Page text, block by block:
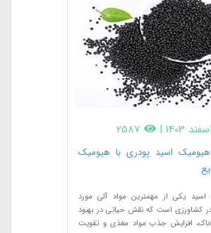
|
2587
اسید پودری با هیومیک
یکی از مهمترین مواد آلی مورد
در کشاورزی است که نقش حیاتی در بهبود
افزایش جذب مواد مغذی و تقویت